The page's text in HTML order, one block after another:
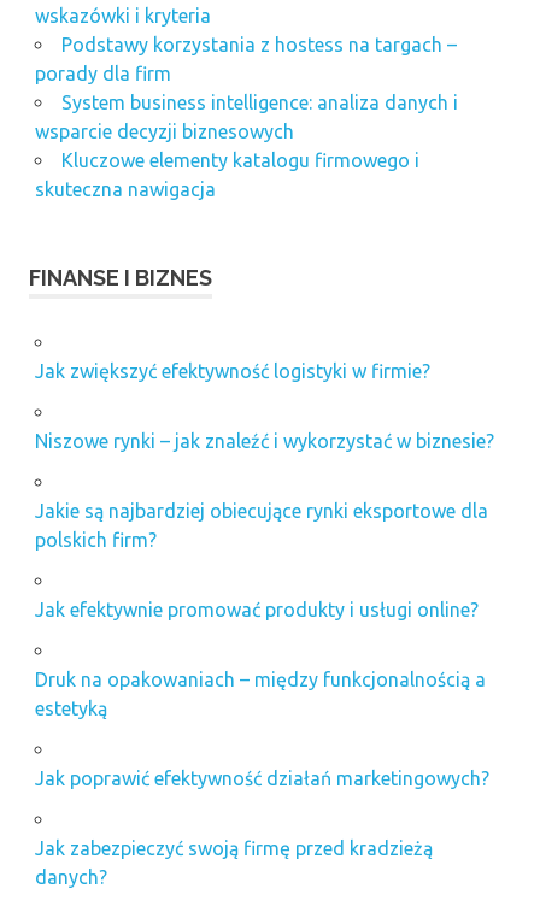
wskazówki i kryteria
Podstawy korzystania z hostess na targach –
porady dla firm
System business intelligence: analiza danych i
wsparcie decyzji biznesowych
Kluczowe elementy katalogu firmowego i
skuteczna nawigacja
FINANSE I BIZNES
Jak zwiększyć efektywność logistyki w firmie?
Niszowe rynki – jak znaleźć i wykorzystać w biznesie?
Jakie są najbardziej obiecujące rynki eksportowe dla
polskich firm?
Jak efektywnie promować produkty i usługi online?
Druk na opakowaniach – między funkcjonalnością a
estetyką
Jak poprawić efektywność działań marketingowych?
Jak zabezpieczyć swoją firmę przed kradzieżą
danych?